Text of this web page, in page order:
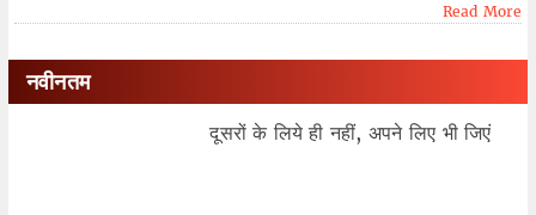
Read More
नवीनतम
दूसरों के लिये ही नहीं, अपने लिए भी जिएं